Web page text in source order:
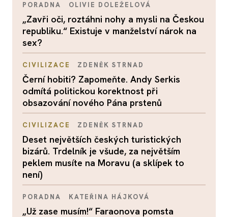
PORADNA OLIVIE DOLEŽELOVÁ
„Zavři oči, roztáhni nohy a mysli na Českou
republiku.“ Existuje v manželství nárok na
sex?
CIVILIZACE ZDENĚK STRNAD
Černí hobiti? Zapomeňte. Andy Serkis
odmítá politickou korektnost při
obsazování nového Pána prstenů
CIVILIZACE ZDENĚK STRNAD
Deset největších českých turistických
bizárů. Trdelník je všude, za největším
peklem musíte na Moravu (a sklípek to
není)
PORADNA KATEŘINA HÁJKOVÁ
„Už zase musím!“ Faraonova pomsta